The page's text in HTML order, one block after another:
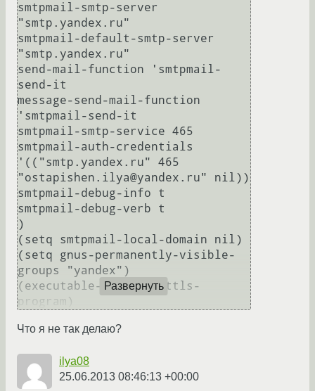
smtpmail-smtp-server
"smtp.yandex.ru"
smtpmail-default-smtp-server
"smtp.yandex.ru"
send-mail-function 'smtpmail-
send-it
message-send-mail-function
'smtpmail-send-it
smtpmail-smtp-service 465
smtpmail-auth-credentials
'(("smtp.yandex.ru" 465
"ostapishen.ilya@yandex.ru" nil))
smtpmail-debug-info t
smtpmail-debug-verb t
)
(setq smtpmail-local-domain nil)
(setq gnus-permanently-visible-
groups "yandex")
(executable-find starttls-
Развернуть
Что я не так делаю?
ilya08
25.06.2013 08:46:13 +00:00